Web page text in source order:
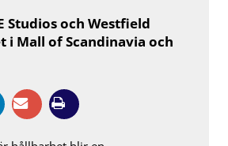
Studios och Westfield
i Mall of Scandinavia och